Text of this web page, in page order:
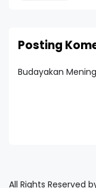
Posting
Budayakan
All Rights Reserved